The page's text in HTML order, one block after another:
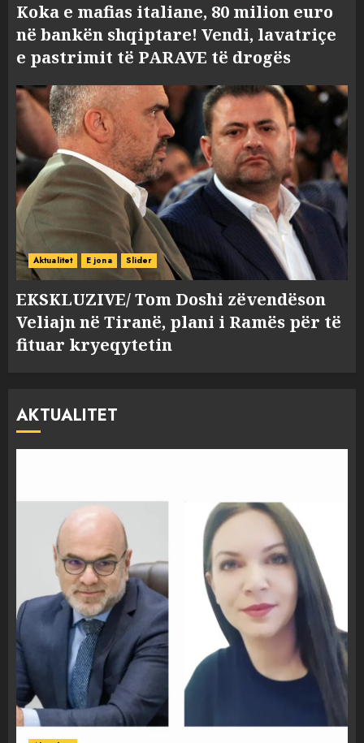
Koka e mafias italiane, 80 milion euro
në bankën shqiptare! Vendi, lavatriçe
e pastrimit të PARAVE të drogës
Aktualitet E jona Slider
EKSKLUZIVE/ Tom Doshi zëvendëson
Veliajn në Tiranë, plani i Ramës për të
fituar kryeqytetin
AKTUALITET